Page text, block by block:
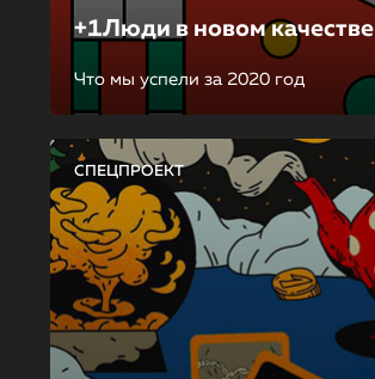
+1Люди в новом качестве
Что мы успели за 2020 год
СПЕЦПРОЕКТ